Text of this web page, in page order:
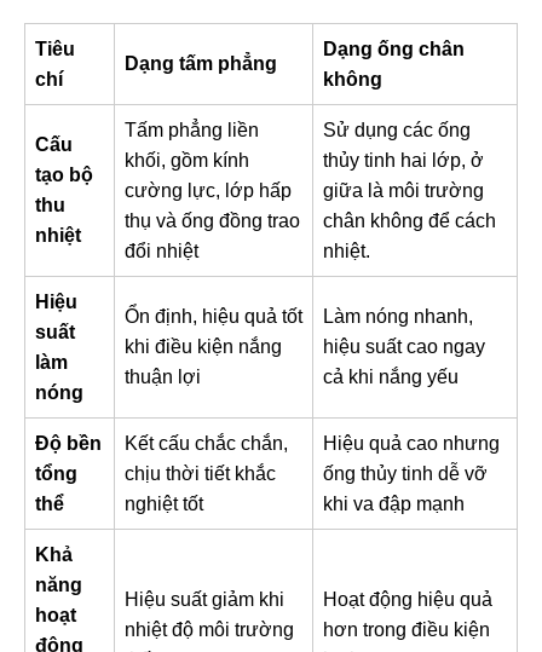
Tiêu
chí
Dạng tấm phẳng
Dạng ống chân
không
Cấu
tạo bộ
thu
nhiệt
Tấm phẳng liền
khối, gồm kính
cường lực, lớp hấp
thụ và ống đồng trao
đổi nhiệt
Sử dụng các ống
thủy tinh hai lớp, ở
giữa là môi trường
chân không để cách
nhiệt.
Hiệu
suất
làm
nóng
Ổn định, hiệu quả tốt
khi điều kiện nắng
thuận lợi
Làm nóng nhanh,
hiệu suất cao ngay
cả khi nắng yếu
Độ bền
tổng
thể
Kết cấu chắc chắn,
chịu thời tiết khắc
nghiệt tốt
Hiệu quả cao nhưng
ống thủy tinh dễ vỡ
khi va đập mạnh
Khả
năng
hoạt
động
Hiệu suất giảm khi
nhiệt độ môi trường
Hoạt động hiệu quả
hơn trong điều kiện